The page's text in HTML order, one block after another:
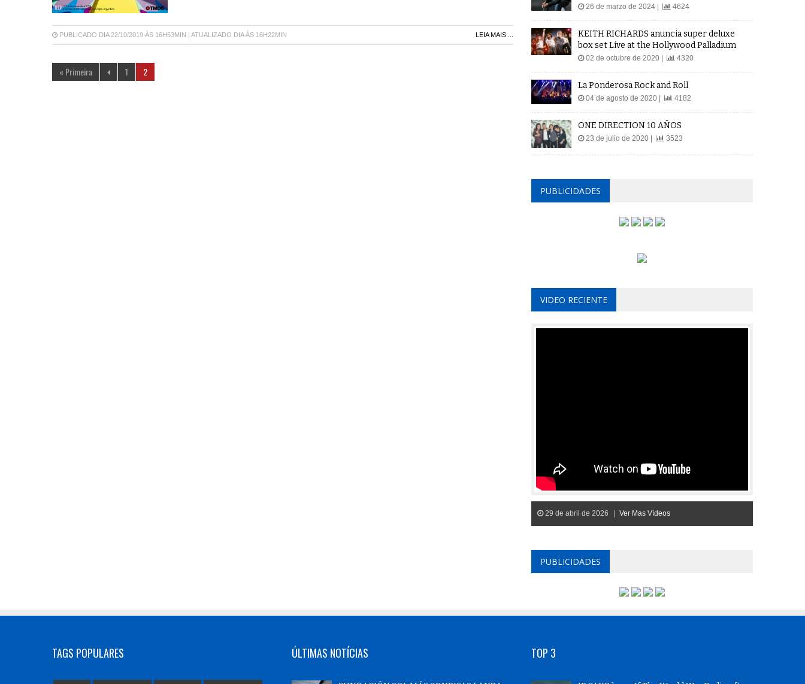
PUBLICADO DIA 22/10/2019 ÀS 16H53MIN | ATUALIZADO DIA ÀS 16H22MIN LEIA MAIS ...
« Primeira 1 2
26 de marzo de 2024 | 4624
KEITH RICHARDS anuncia super deluxe
box set Live at the Hollywood Palladium
02 de octubre de 2020 | 4320
La Ponderosa Rock and Roll
04 de agosto de 2020 | 4182
ONE DIRECTION 10 AÑOS
23 de julio de 2020 | 3523
PUBLICIDADES
VIDEO RECIENTE
29 de abril de 2026 | Ver Mas Vídeos
PUBLICIDADES
TAGS POPULARES ÚLTIMAS NOTÍCIAS TOP 3